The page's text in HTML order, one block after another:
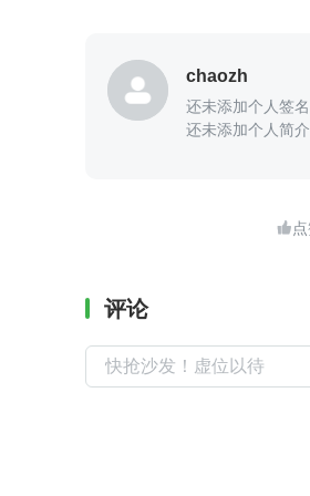
chaozh
还未添加个人签名
还未添加个人简介

评论